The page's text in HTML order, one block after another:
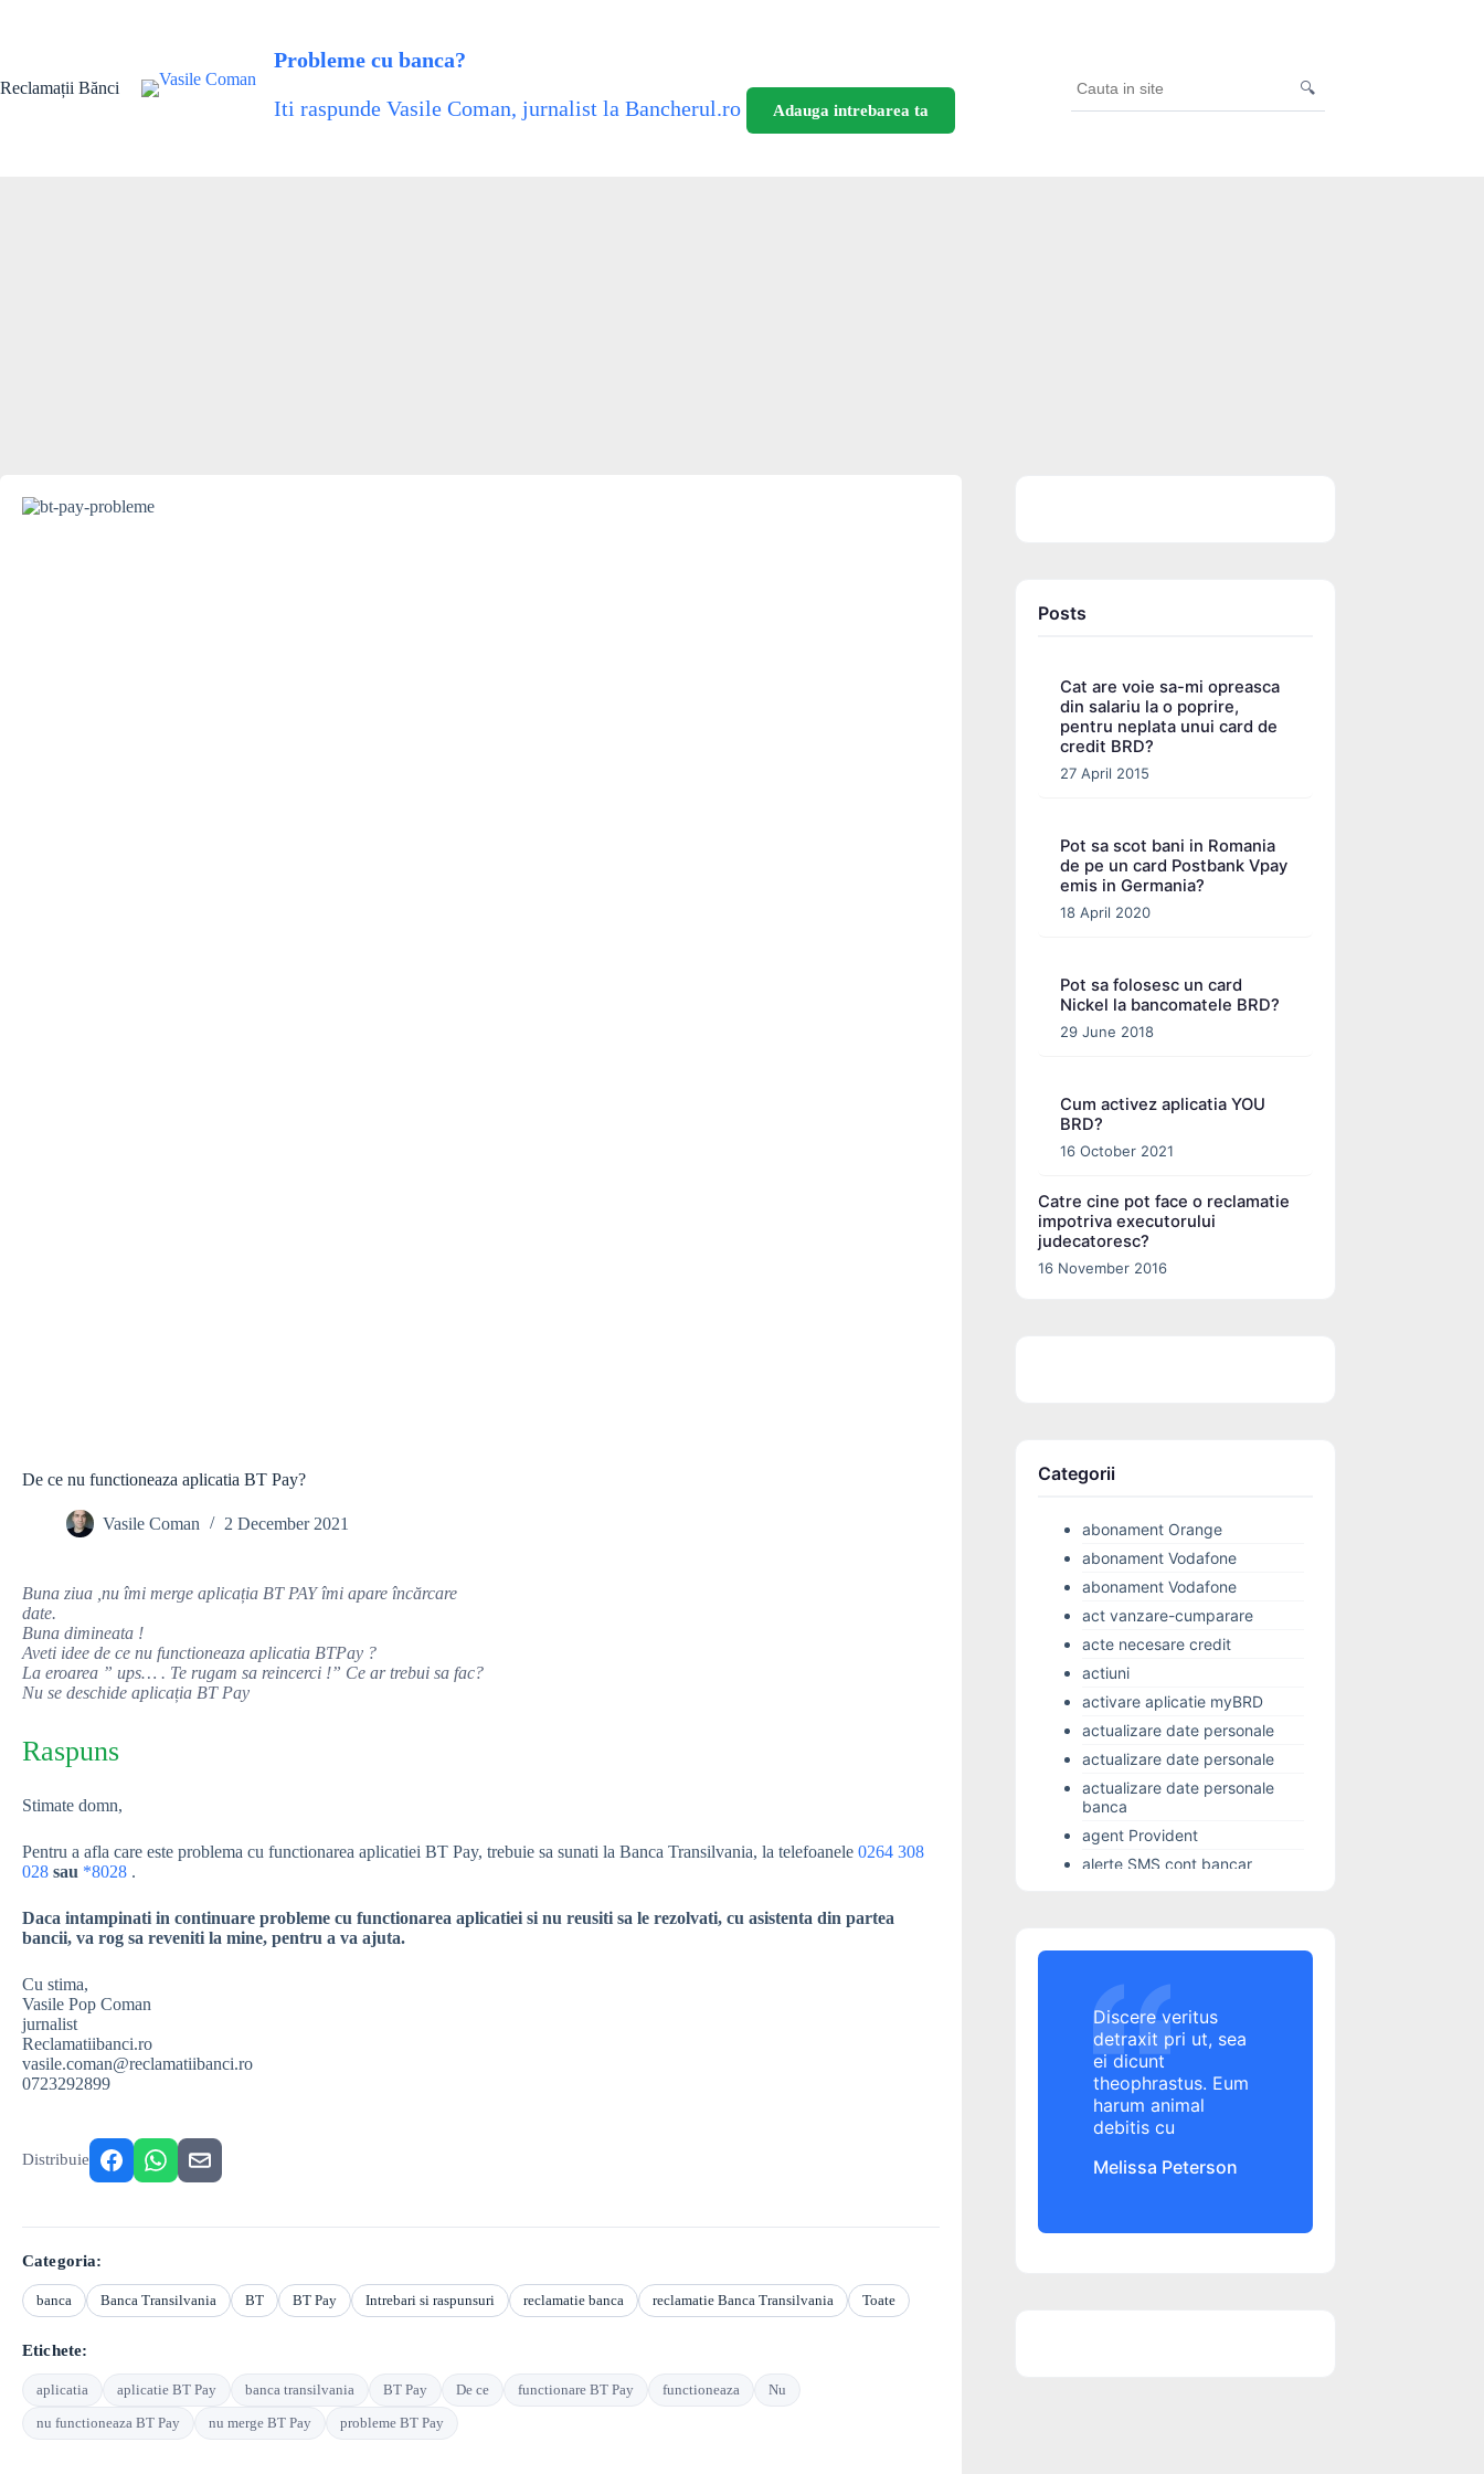
Reclamații Bănci
Probleme cu banca?
Iti raspunde Vasile Coman, jurnalist la Bancherul.ro
Adauga intrebarea ta
Cauta
in
🔍
De ce nu functioneaza aplicatia BT Pay?
Vasile Coman 2 December 2021
Buna ziua ,nu îmi merge aplicația BT PAY îmi apare încărcare
date.
Buna dimineata !
Aveti idee de ce nu functioneaza aplicatia BTPay ?
La eroarea ” ups… . Te rugam sa reincerci !” Ce ar trebui sa fac?
Nu se deschide aplicația BT Pay
Raspuns
Stimate domn,
Pentru a afla care este problema cu functionarea aplicatiei BT Pay, trebuie sa sunati la Banca Transilvania, la telefoanele 0264 308
028 sau *8028 .
Daca intampinati in continuare probleme cu functionarea aplicatiei si nu reusiti sa le rezolvati, cu asistenta din partea
bancii, va rog sa reveniti la mine, pentru a va ajuta.
Cu stima,
Vasile Pop Coman
jurnalist
Reclamatiibanci.ro
vasile.coman@reclamatiibanci.ro
0723292899
Distribuie
Categoria:
banca Banca Transilvania BT BT Pay Intrebari si raspunsuri reclamatie banca reclamatie Banca Transilvania Toate
Etichete:
aplicatia aplicatie BT Pay banca transilvania BT Pay De ce functionare BT Pay functioneaza
Nu
nu functioneaza BT Pay
nu merge BT Pay probleme BT Pay
Posts
Cat are voie sa-mi opreasca
din salariu la o poprire,
pentru neplata unui card de
credit BRD?
27 April 2015
Pot sa scot bani in Romania
de pe un card Postbank Vpay
emis in Germania?
18 April 2020
Pot sa folosesc un card
Nickel la bancomatele BRD?
29 June 2018
Cum activez aplicatia YOU
BRD?
16 October 2021
Catre cine pot face o reclamatie
impotriva executorului
judecatoresc?
16 November 2016
Categorii
abonament Orange
abonament Vodafone
abonament Vodafone
act vanzare-cumparare
acte necesare credit
actiuni
activare aplicatie myBRD
actualizare date personale
actualizare date personale
actualizare date personale
banca
agent Provident
alerte SMS cont bancar
alocatie copil
Alpha Bank
Altex
amanare rata credit
amanare rata credit
amanare rate credit
amenda
angajament de plata
Discere veritus
detraxit pri ut, sea
ei dicunt
theophrastus. Eum
harum animal
debitis cu
Melissa Peterson